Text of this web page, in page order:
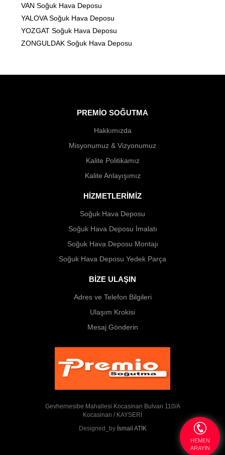
VAN Soğuk Hava Deposu
YALOVA Soğuk Hava Deposu
YOZGAT Soğuk Hava Deposu
ZONGULDAK Soğuk Hava Deposu
PREMİO SOĞUTMA
Hakkımızda
Misyonumuz & Vizyonumuz
Kalite Politikamız
Kalite Anlayışımız
HİZMETLERİMİZ
Soğuk Hava Deposu
Soğuk Hava Deposu İmalatı
Soğuk Hava Deposu Montajı
Soğuk Hava Deposu Yedek Parça
BİZE ULAŞIN
Adres ve Telefon Bilgileri
Ulaşım Krokisi
Mesaj Gönderin
Gevhernesibe Mahallesi Kocasinan Bulvarı 110/A
Kocasinan / KAYSERİ
Designed_by İsmail ATİK
HEMEN
ARAYIN